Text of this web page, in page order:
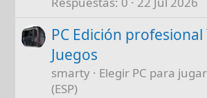
PC Edición
Juegos
smarty
Elegir PC para
(ESP)